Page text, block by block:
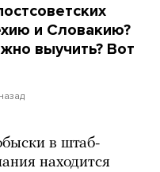
и Словакию?
выучить? Вот
в штаб-
находится